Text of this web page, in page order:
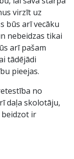
virzīt uz
būs arī vecāku
nebeidzas tikai
arī pašam
tādējādi
pieejas.
no
daļa skolotāju,
ir